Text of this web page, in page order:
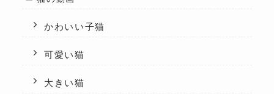
かわいい子猫
可愛い猫
大きい猫